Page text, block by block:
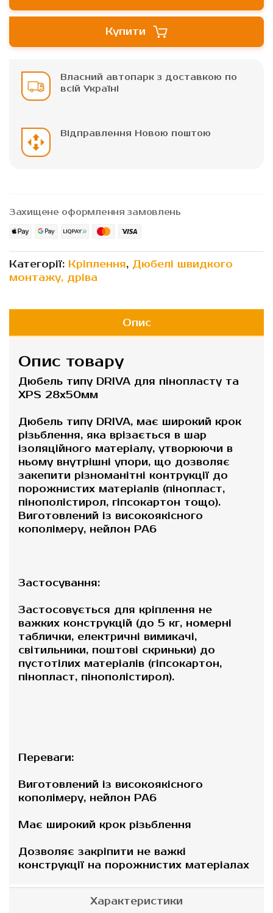
Купити
Власний автопарк з доставкою по
всій Україні
Відправлення Новою поштою
Захищене оформлення замовлень
Категорії: Кріплення, Дюбелі швидкого
монтажу, дріва
Опис
Опис товару
Дюбель типу DRIVA для пінопласту та
XPS 28х50мм
Дюбель типу DRIVA, має широкий крок
різьблення, яка врізається в шар
ізоляційного матеріалу, утворюючи в
ньому внутрішні упори, що дозволяє
закепити різноманітні контрукції до
порожнистих матеріалів (пінопласт,
пінополістирол, гіпсокартон тощо).
Виготовлений із високоякісного
кополімеру, нейлон РА6
Застосування:
Застосовується для кріплення не
важких конструкцій (до 5 кг, номерні
таблички, електричні вимикачі,
світильники, поштові скриньки) до
пустотілих матеріалів (гіпсокартон,
пінопласт, пінополістирол).
Переваги:
Виготовлений із високоякісного
кополімеру, нейлон РА6
Має широкий крок різьблення
Дозволяє закріпити не важкі
конструкції на порожнистих матеріалах
Характеристики